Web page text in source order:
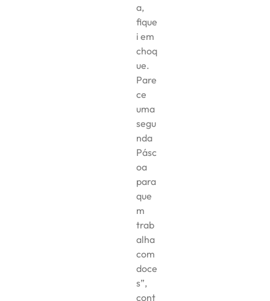
a,
fique
i em
choq
ue.
Pare
ce
uma
segu
nda
Pásc
oa
para
que
m
trab
alha
com
doce
s”,
cont